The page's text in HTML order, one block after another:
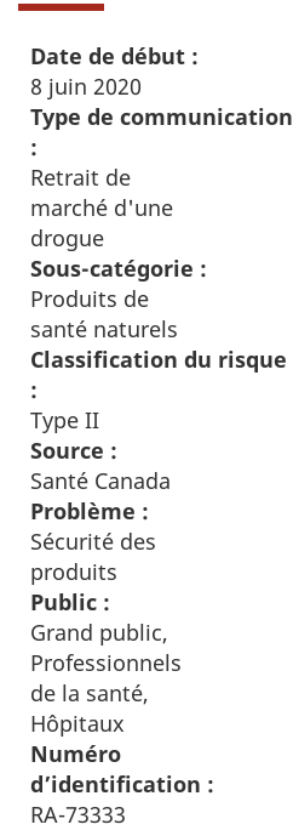
Date de début :
8 juin 2020
Type de communication
:
Retrait de
marché d'une
drogue
Sous-catégorie :
Produits de
santé naturels
Classification du risque
:
Type II
Source :
Santé Canada
Problème :
Sécurité des
produits
Public :
Grand public,
Professionnels
de la santé,
Hôpitaux
Numéro
d’identification :
RA-73333